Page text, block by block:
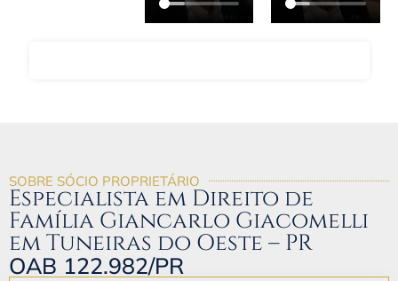
SOBRE SÓCIO PROPRIETÁRIO
Especialista em Direito de
Família Giancarlo Giacomelli
em Tuneiras do Oeste – PR
OAB 122.982/PR